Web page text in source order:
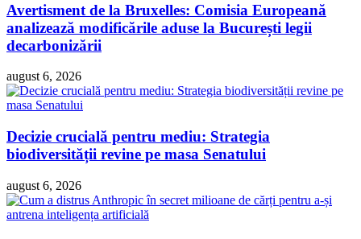
Avertisment de la Bruxelles: Comisia Europeană
analizează modificările aduse la București legii
decarbonizării
august 6, 2026
Decizie crucială pentru mediu: Strategia
biodiversității revine pe masa Senatului
august 6, 2026